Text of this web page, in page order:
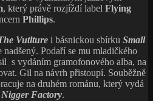
, který právě rozjíždí label Flying
Phillips.
Vutlture i básnickou sbírku Small
nadšený. Podaří se mu mladičkého
s vydáním gramofonového alba, na
Gil na návrh přistoupí. Souběžně
na druhém románu, který vydá
Nigger Factory.